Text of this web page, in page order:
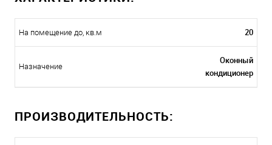
На помещение до, кв.м 20
Назначение
Оконный
кондиционер
ПРОИЗВОДИТЕЛЬНОСТЬ: